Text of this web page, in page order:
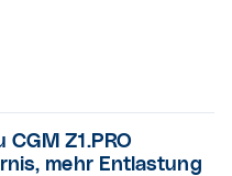
CGM Z1.PRO
mehr Entlastung